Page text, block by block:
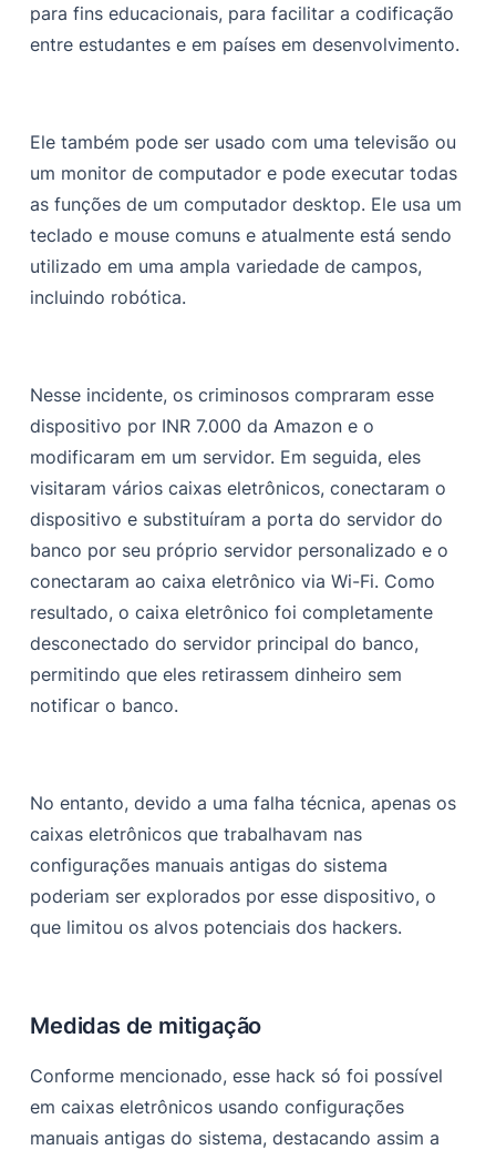
para fins educacionais, para facilitar a codificação
entre estudantes e em países em desenvolvimento.
Ele também pode ser usado com uma televisão ou
um monitor de computador e pode executar todas
as funções de um computador desktop. Ele usa um
teclado e mouse comuns e atualmente está sendo
utilizado em uma ampla variedade de campos,
incluindo robótica.
Nesse incidente, os criminosos compraram esse
dispositivo por INR 7.000 da Amazon e o
modificaram em um servidor. Em seguida, eles
visitaram vários caixas eletrônicos, conectaram o
dispositivo e substituíram a porta do servidor do
banco por seu próprio servidor personalizado e o
conectaram ao caixa eletrônico via Wi-Fi. Como
resultado, o caixa eletrônico foi completamente
desconectado do servidor principal do banco,
permitindo que eles retirassem dinheiro sem
notificar o banco.
No entanto, devido a uma falha técnica, apenas os
caixas eletrônicos que trabalhavam nas
configurações manuais antigas do sistema
poderiam ser explorados por esse dispositivo, o
que limitou os alvos potenciais dos hackers.
Medidas de mitigação
Conforme mencionado, esse hack só foi possível
em caixas eletrônicos usando configurações
manuais antigas do sistema, destacando assim a